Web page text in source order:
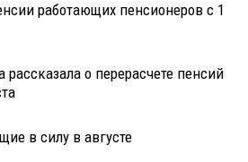
работающих пенсионеров с 1
рассказала о перерасчете пенсий
в силу в августе